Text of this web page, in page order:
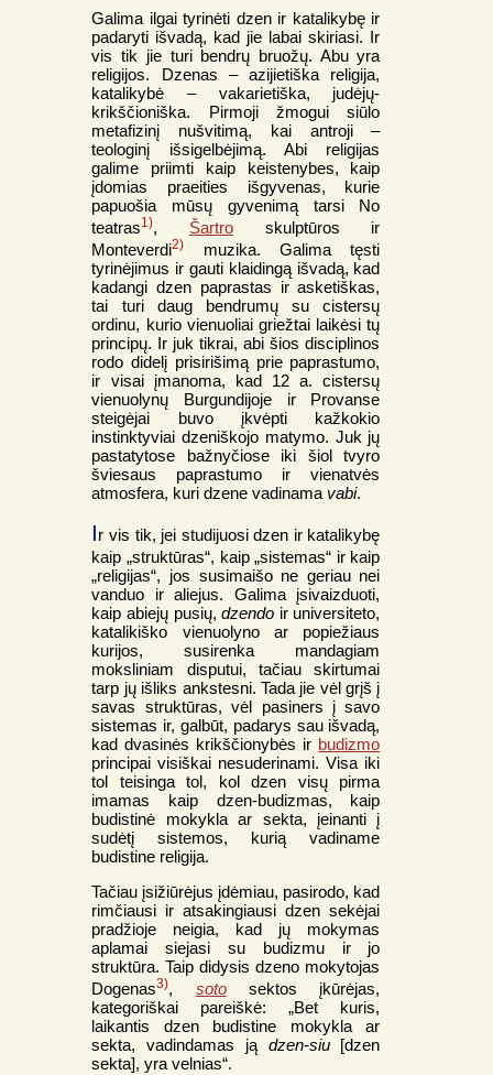
Galima ilgai tyrinėti dzen ir katalikybę ir
padaryti išvadą, kad jie labai skiriasi. Ir
vis tik jie turi bendrų bruožų. Abu yra
religijos. Dzenas – azijietiška religija,
katalikybė – vakarietiška, judėjų-
krikščioniška. Pirmoji žmogui siūlo
metafizinį nušvitimą, kai antroji –
teologinį išsigelbėjimą. Abi religijas
galime priimti kaip keistenybes, kaip
įdomias praeities išgyvenas, kurie
papuošia mūsų gyvenimą tarsi No
teatras1), Šartro skulptūros ir
Monteverdi2)
muzika. Galima tęsti
tyrinėjimus ir gauti klaidingą išvadą, kad
kadangi dzen paprastas ir asketiškas,
tai turi daug bendrumų su cistersų
ordinu, kurio vienuoliai griežtai laikėsi tų
principų. Ir juk tikrai, abi šios disciplinos
rodo didelį prisirišimą prie paprastumo,
ir visai įmanoma, kad 12 a. cistersų
vienuolynų Burgundijoje ir Provanse
steigėjai buvo įkvėpti kažkokio
instinktyviai dzeniškojo matymo. Juk jų
pastatytose bažnyčiose iki šiol tvyro
šviesaus paprastumo ir vienatvės
atmosfera, kuri dzene vadinama vabi.
Ir vis tik, jei studijuosi dzen ir katalikybę
kaip „struktūras“, kaip „sistemas“ ir kaip
„religijas“, jos susimaišo ne geriau nei
vanduo ir aliejus. Galima įsivaizduoti,
kaip abiejų pusių,dzendo ir universiteto,
katalikiško vienuolyno ar popiežiaus
kurijos, susirenka mandagiam
moksliniam disputui, tačiau skirtumai
tarp jų išliks ankstesni. Tada jie vėl grįš į
savas struktūras, vėl pasiners į savo
sistemas ir, galbūt, padarys sau išvadą,
kad dvasinės krikščionybės ir budizmo
principai visiškai nesuderinami. Visa iki
tol teisinga tol, kol dzen visų pirma
imamas kaip dzen-budizmas, kaip
budistinė mokykla ar sekta, įeinanti į
sudėtį sistemos, kurią vadiname
budistine religija.
Tačiau įsižiūrėjus įdėmiau, pasirodo, kad
rimčiausi ir atsakingiausi dzen sekėjai
pradžioje neigia, kad jų mokymas
aplamai siejasi su budizmu ir jo
struktūra. Taip didysis dzeno mokytojas
Dogenas3), sotosektos įkūrėjas,
kategoriškai pareiškė: „Bet kuris,
laikantis dzen budistine mokykla ar
sekta, vadindamas ją dzen-siu[dzen
sekta], yra velnias“.